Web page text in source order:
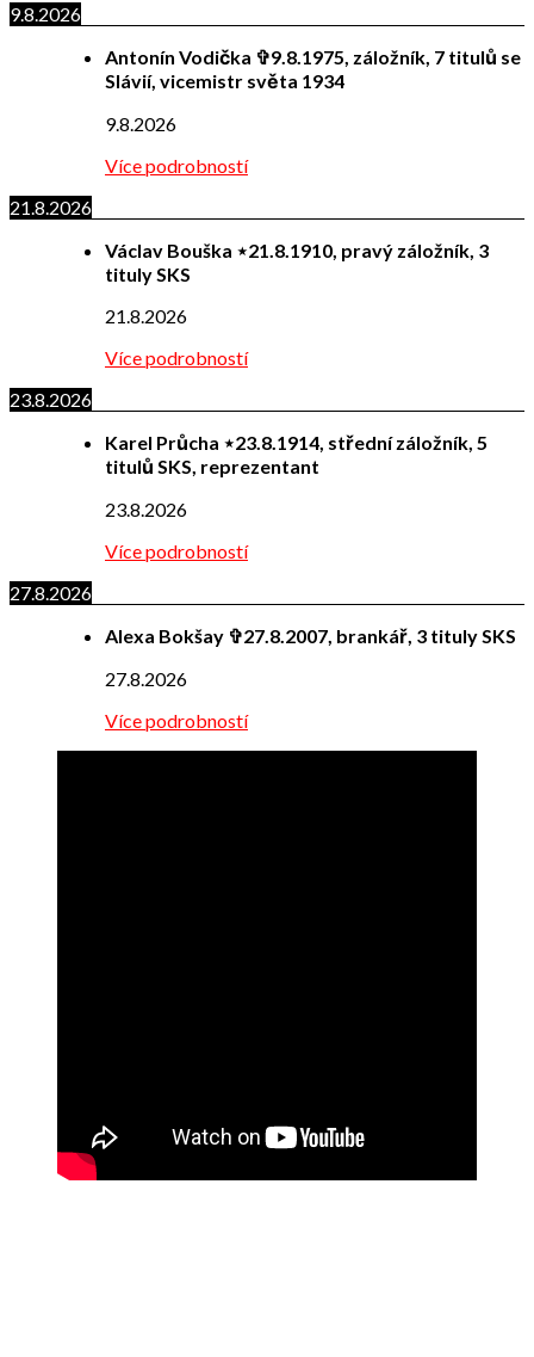
9.8.2026
Antonín Vodička ✞9.8.1975, záložník, 7 titulů se
Slávií, vicemistr světa 1934
9.8.2026
Více podrobností
21.8.2026
Václav Bouška ⋆21.8.1910, pravý záložník, 3
tituly SKS
21.8.2026
Více podrobností
23.8.2026
Karel Průcha ⋆23.8.1914, střední záložník, 5
titulů SKS, reprezentant
23.8.2026
Více podrobností
27.8.2026
Alexa Bokšay ✞27.8.2007, brankář, 3 tituly SKS
27.8.2026
Více podrobností